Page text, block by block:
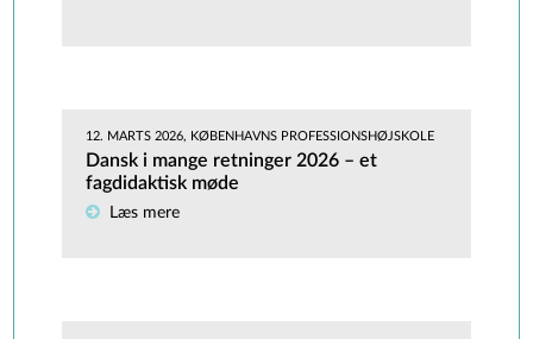
12. MARTS 2026, KØBENHAVNS PROFESSIONSHØJSKOLE
Dansk i mange retninger 2026 – et
fagdidaktisk møde
Læs mere